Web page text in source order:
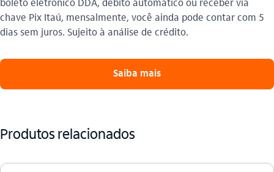
chave Pix Itaú, mensalmente, você ainda pode contar com 5
dias sem juros. Sujeito à análise de crédito.
Saiba mais
Produtos relacionados